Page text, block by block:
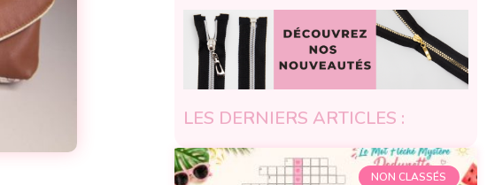
LES DERNIERS ARTICLES :
NON CLASSÉS